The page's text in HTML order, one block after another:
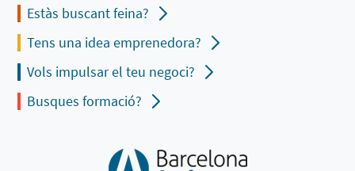
Estàs buscant feina?
Tens una idea emprenedora?
Vols impulsar el teu negoci?
Busques formació?